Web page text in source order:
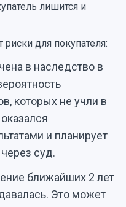
лишится и
для покупателя:
в наследство в
которых не учли в
и планирует
суд.
ближайших 2 лет
Это может